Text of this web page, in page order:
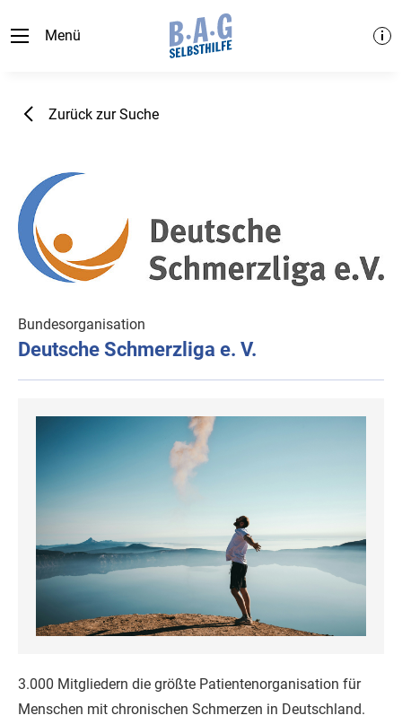
Menü
Zurück zur Suche
Bundesorganisation
Deutsche Schmerzliga e. V.
3.000 Mitgliedern die größte Patientenorganisation für
Menschen mit chronischen Schmerzen in Deutschland.